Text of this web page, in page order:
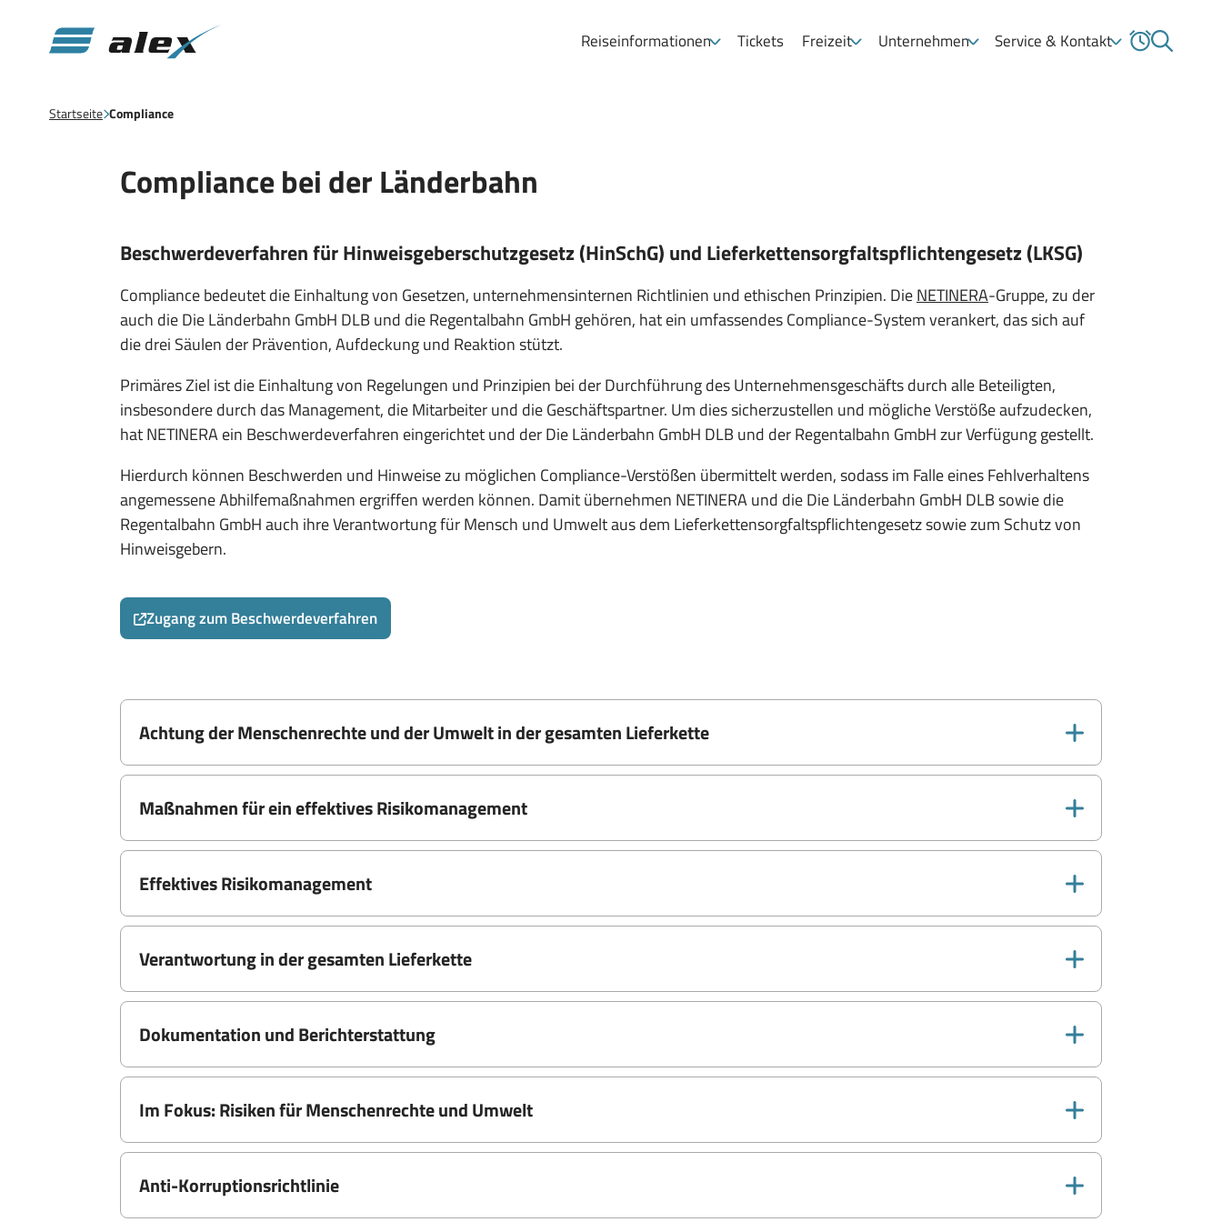
Reiseinformationen Tickets Freizeit Unternehmen Service & Kontakt
Startseite Compliance
Compliance bei der Länderbahn
Beschwerdeverfahren für Hinweisgeberschutzgesetz (HinSchG) und Lieferkettensorgfaltspflichtengesetz (LKSG)
Compliance bedeutet die Einhaltung von Gesetzen, unternehmensinternen Richtlinien und ethischen Prinzipien. DieNETINERA-Gruppe, zu der
auch die Die Länderbahn GmbH DLB und die Regentalbahn GmbH gehören, hat ein umfassendes Compliance-System verankert, das sich auf
die drei Säulen der Prävention, Aufdeckung und Reaktion stützt.
Primäres Ziel ist die Einhaltung von Regelungen und Prinzipien bei der Durchführung des Unternehmensgeschäfts durch alle Beteiligten,
insbesondere durch das Management, die Mitarbeiter und die Geschäftspartner. Um dies sicherzustellen und mögliche Verstöße aufzudecken,
hat NETINERA ein Beschwerdeverfahren eingerichtet und der Die Länderbahn GmbH DLB und der Regentalbahn GmbH zur Verfügung gestellt.
Hierdurch können Beschwerden und Hinweise zu möglichen Compliance-Verstößen übermittelt werden, sodass im Falle eines Fehlverhaltens
angemessene Abhilfemaßnahmen ergriffen werden können. Damit übernehmen NETINERA und die Die Länderbahn GmbH DLB sowie die
Regentalbahn GmbH auch ihre Verantwortung für Mensch und Umwelt aus dem Lieferkettensorgfaltspflichtengesetz sowie zum Schutz von
Hinweisgebern.
Zugang zum Beschwerdeverfahren
Achtung der Menschenrechte und der Umwelt in der gesamten Lieferkette
Maßnahmen für ein effektives Risikomanagement
Effektives Risikomanagement
Verantwortung in der gesamten Lieferkette
Dokumentation und Berichterstattung
Im Fokus: Risiken für Menschenrechte und Umwelt
Anti-Korruptionsrichtlinie